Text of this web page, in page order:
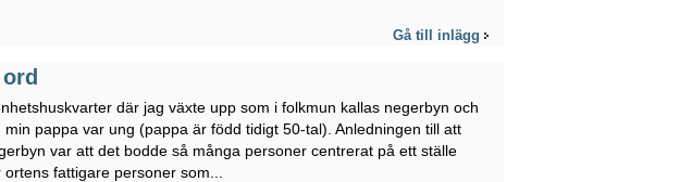
Gå till inlägg
där jag växte upp som i folkmun kallas negerbyn och
min pappa var ung (pappa är född tidigt 50-tal). Anledningen till att
var att det bodde så många personer centrerat på ett ställe
fattigare personer som...